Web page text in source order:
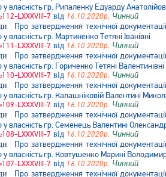
у власність гр. Рипаленку Едуарду
LXXXVIII-7 від 16.10.2020р. Чинний
Про затвердження технічної
власність гр. Мартиненко Тетяні Іванівні
LXXXVIII-7 від 16.10.2020р. Чинний
Про затвердження технічної
власність гр. Гориченко Тетяні Валентинівні
LXXXVIII-7 від 16.10.2020р. Чинний
Про затвердження технічної
у власність гр. Калашніковій Валентині
LXXXVIII-7 від 16.10.2020р. Чинний
Про затвердження технічної
у власність гр. Семенець Валентині
LXXXVIII-7 від 16.10.2020р. Чинний
Про затвердження технічної
у власність гр. Ковтушенко Марині
LXXXVIII-7 від 16.10.2020р. Чинний
Про затвердження технічної